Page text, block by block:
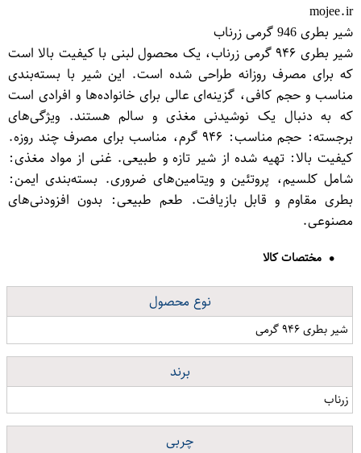
mojee.ir
شیر بطری 946 گرمی زرناب
شیر بطری ۹۴۶ گرمی زرناب، یک محصول لبنی با کیفیت بالا است
که برای مصرف روزانه طراحی شده است. این شیر با بسته‌بندی
مناسب و حجم کافی، گزینه‌ای عالی برای خانواده‌ها و افرادی است
که به دنبال یک نوشیدنی مغذی و سالم هستند. ویژگی‌های
برجسته: حجم مناسب: ۹۴۶ گرم، مناسب برای مصرف چند روزه.
کیفیت بالا: تهیه شده از شیر تازه و طبیعی. غنی از مواد مغذی:
شامل کلسیم، پروتئین و ویتامین‌های ضروری. بسته‌بندی ایمن:
بطری مقاوم و قابل بازیافت. طعم طبیعی: بدون افزودنی‌های
مصنوعی.
مختصات کالا
نوع محصول
شیر بطری ۹۴۶ گرمی
برند
زرناب
چربی